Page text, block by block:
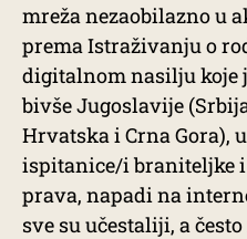
mreža nezaobilazno u
prema Istraživanju o
digitalnom nasilju koje
bivše Jugoslavije
Hrvatska i Crna Gora),
ispitanice/i braniteljke
prava, napadi na
sve su učestaliji, a